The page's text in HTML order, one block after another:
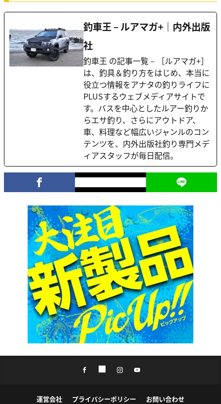
釣車王 – ルアマガ+｜内外出版
社
釣車王 の記事一覧 – ［ルアマガ+］
は、釣具＆釣り方をはじめ、本当に
役立つ情報をアナタの釣りライフに
PLUSするウェブメディアサイトで
す。バスを中心としたルアー釣りか
らエサ釣り、さらにアウトドア、
車、料理など幅広いジャンルのコン
テンツを、内外出版社釣り専門メデ
ィアスタッフが毎日配信。
運営会社 プライバシーポリシー お問い合わせ